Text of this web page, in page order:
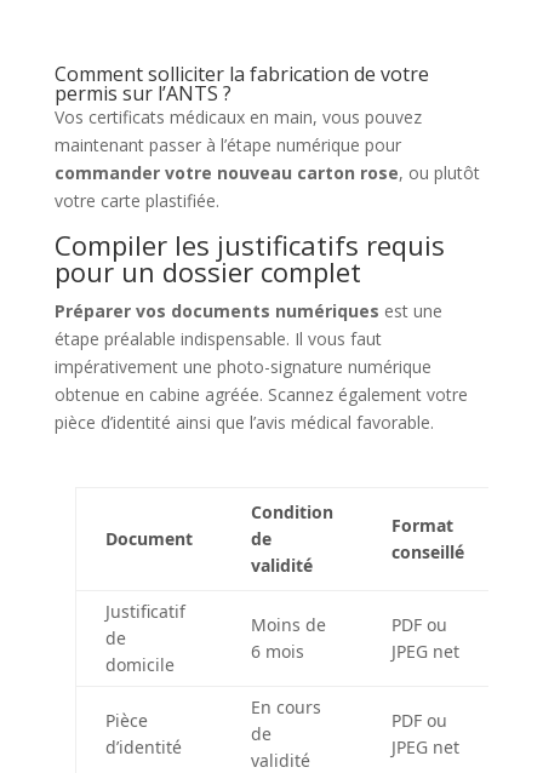
Comment solliciter la fabrication de votre
permis sur l’ANTS ?
Vos certificats médicaux en main, vous pouvez
maintenant passer à l’étape numérique pour
commander votre nouveau carton rose, ou plutôt
votre carte plastifiée.
Compiler les justificatifs requis
pour un dossier complet
Préparer vos documents numériques est une
étape préalable indispensable. Il vous faut
impérativement une photo-signature numérique
obtenue en cabine agréée. Scannez également votre
pièce d’identité ainsi que l’avis médical favorable.
Document
Condition
de
validité
Format
conseillé
Justificatif
de
domicile
Moins de
6 mois
PDF ou
JPEG net
Pièce
d’identité
En cours
de
validité
PDF ou
JPEG net